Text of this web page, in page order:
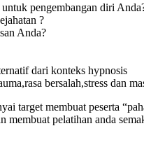
pengembangan diri
?
Anda?
dari konteks hypnosis
bersalah,stress dan
membuat peserta
pelatihan anda